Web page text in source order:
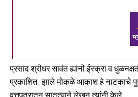
प्रसाद श्रीधर सावंत ह्यांनी ईस्क्रा व
प्रकाशित. झाले मोकळे आकाश हे नाटकाचे